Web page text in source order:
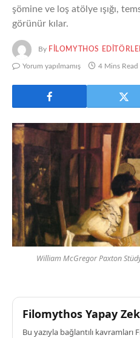
şömine ve loş atölye ışığı,
görünür kılar.
By FILOMYTHOS
Yorum yapılmamış 4 Mins Read
William McGregor Paxton
Filomythos Yapay
Bu yazıyla bağlantılı